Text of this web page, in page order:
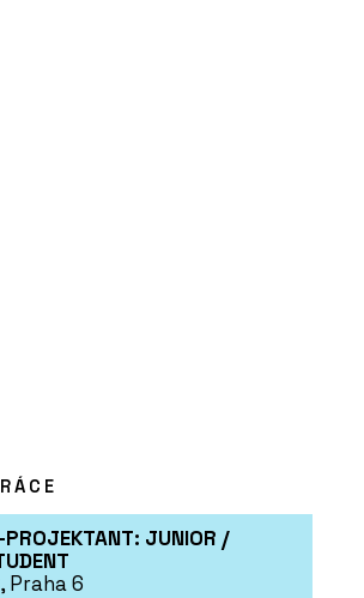
PROJEKTANT: JUNIOR /
Praha 6